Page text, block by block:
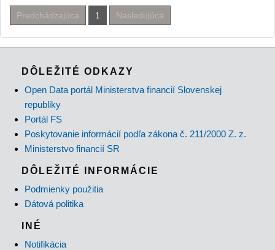
Predchádzajúca 1 Nasledujúca
DÔLEŽITÉ ODKAZY
Open Data portál Ministerstva financií Slovenskej
republiky
Portál FS
Poskytovanie informácií podľa zákona č. 211/2000 Z. z.
Ministerstvo financií SR
DÔLEŽITÉ INFORMÁCIE
Podmienky použitia
Dátová politika
INÉ
Notifikácia